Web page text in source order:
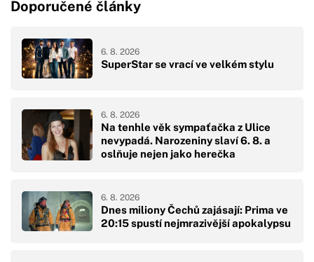
Doporučené články
SuperStar se vrací ve velkém stylu
6. 8. 2026
Na tenhle věk sympaťačka z Ulice
nevypadá. Narozeniny slaví 6. 8. a
oslňuje nejen jako herečka
6. 8. 2026
Dnes miliony Čechů zajásají: Prima ve
20:15 spustí nejmrazivější apokalypsu
6. 8. 2026